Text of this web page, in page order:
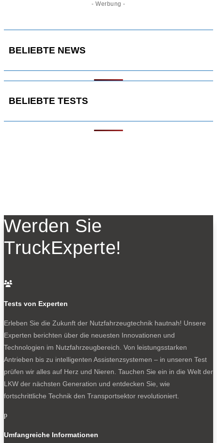
- Werbung -
BELIEBTE NEWS
BELIEBTE TESTS
Werden Sie
TruckExperte!

Tests von Experten
Erleben Sie die Zukunft der Nutzfahrzeugtechnik hautnah! Unsere
Experten berichten über die neuesten Innovationen und
Technologien im Nutzfahrzeugbereich. Von leistungsstarken
Antrieben bis zu intelligenten Assistenzsystemen – in unseren Test
prüfen wir alles auf Herz und Nieren. Tauchen Sie ein in die Welt der
LKW der nächsten Generation und entdecken Sie, wie
fortschrittliche Technik den Transportsektor revolutioniert.
p
Umfangreiche Informationen